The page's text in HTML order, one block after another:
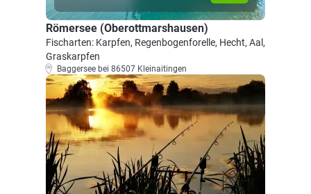
Römersee (Oberottmarshausen)
Fischarten: Karpfen, Regenbogenforelle, Hecht, Aal,
Graskarpfen
Baggersee bei 86507 Kleinaitingen